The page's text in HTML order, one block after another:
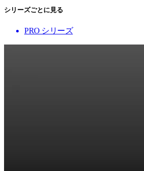
シリーズごとに見る
PRO シリーズ